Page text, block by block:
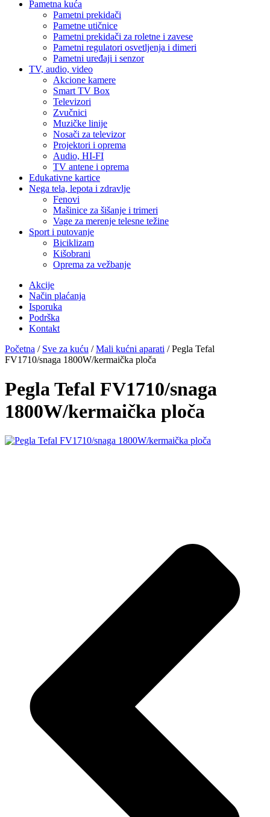
Pametna kuća
Pametni prekidači
Pametne utičnice
Pametni prekidači za roletne i zavese
Pametni regulatori osvetljenja i dimeri
Pametni uređaji i senzor
TV, audio, video
Akcione kamere
Smart TV Box
Televizori
Zvučnici
Muzičke linije
Nosači za televizor
Projektori i oprema
Audio, HI-FI
TV antene i oprema
Edukativne kartice
Nega tela, lepota i zdravlje
Fenovi
Mašinice za šišanje i trimeri
Vage za merenje telesne težine
Sport i putovanje
Biciklizam
Kišobrani
Oprema za vežbanje
Akcije
Način plaćanja
Isporuka
Podrška
Kontakt
Početna / Sve za kuću /Mali kućni aparati / Pegla Tefal
FV1710/snaga 1800W/kermaička ploča
Pegla Tefal FV1710/snaga
1800W/kermaička ploča